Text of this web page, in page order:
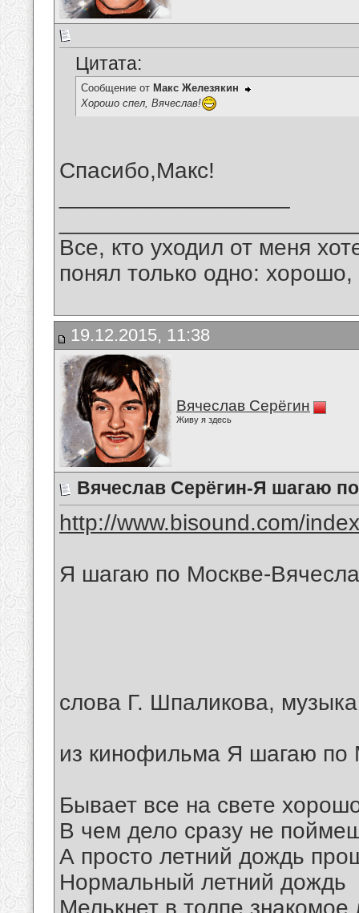
Цитата:
Сообщение от Макс Железякин
Хорошо спел, Вячеслав!
Спасибо,Макс!
Все, кто уходил от меня
понял только одно:
19.12.2015, 11:38
Вячеслав Серёгин
Живу я здесь
Вячеслав Серёгин-Я шагаю
http://www.bisound.com/
Я шагаю по Москве-
слова Г. Шпаликова,
из кинофильма Я шагаю по
Бывает все на свете
В чем дело сразу не
А просто летний дождь
Нормальный летний дождь